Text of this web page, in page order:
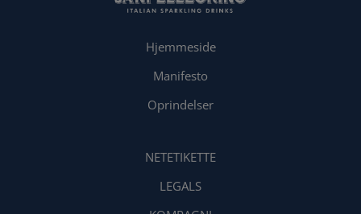
Hjemmeside
Manifesto
Oprindelser
NETETIKETTE
LEGALS